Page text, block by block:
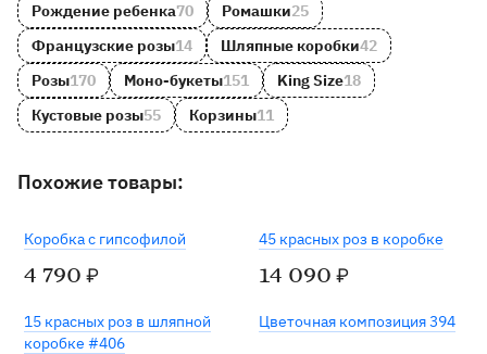
Рождение ребенка70 Ромашки25
Французские розы14 Шляпные коробки42
Розы170 Моно-букеты151 King Size18
Кустовые розы55 Корзины11
Похожие товары:
Коробка с гипсофилой
4 790 ₽
45 красных роз в коробке
14 090 ₽
15 красных роз в шляпной
коробке #406
Цветочная композиция 394